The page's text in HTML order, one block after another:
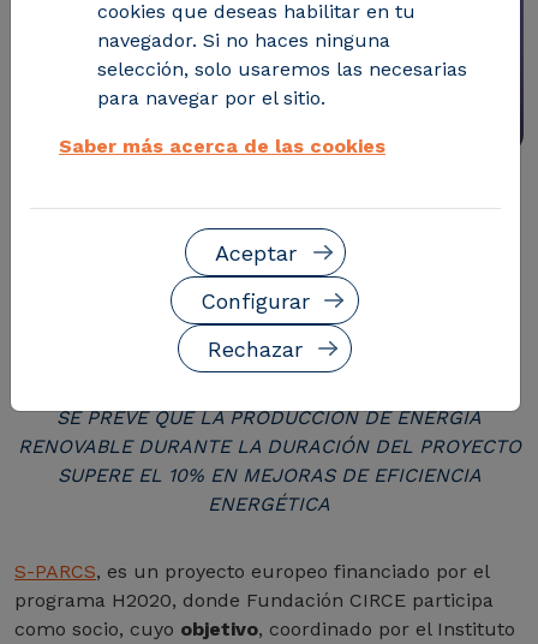
A TRAVÉS DE 7 PARQUES PILOTO ESTE PROYECTO
AYUDA A DESARROLLAR UN PLAN DE COOPERACIÓN
ENERGÉTICA QUE LOGRE REDUCIR LOS COSTES Y
CONSUMO ENERGÉTICOS, POTENCIANDO LA
IMPLANTACIÓN DE ENERGÍAS RENOVABLES EN LA
ZONA.
SE PREVÉ QUE LA PRODUCCIÓN DE ENERGÍA
RENOVABLE DURANTE LA DURACIÓN DEL PROYECTO
SUPERE EL 10% EN MEJORAS DE EFICIENCIA
ENERGÉTICA
S-PARCS, es un proyecto europeo financiado por el
programa H2020, donde Fundación CIRCE participa
como socio, cuyo objetivo, coordinado por el Instituto
cookies que deseas habilitar en tu
navegador. Si no haces ninguna
selección, solo usaremos las necesarias
para navegar por el sitio.
Saber más acerca de las cookies
Rechazar
Configurar
Aceptar